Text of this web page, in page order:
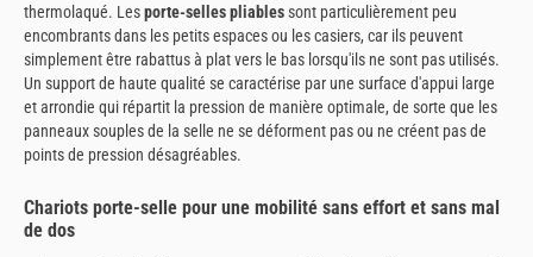
thermolaqué. Lesporte-selles pliablessont particulièrement peu
encombrants dans les petits espaces ou les casiers, car ils peuvent
simplement être rabattus à plat vers le bas lorsqu'ils ne sont pas utilisés.
Un support de haute qualité se caractérise par une surface d'appui large
et arrondie qui répartit la pression de manière optimale, de sorte que les
panneaux souples de la selle ne se déforment pas ou ne créent pas de
points de pression désagréables.
Chariots porte-selle pour une mobilité sans effort et sans mal
de dos